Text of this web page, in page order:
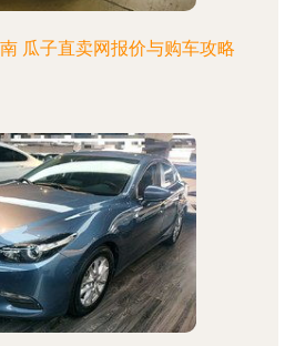
瓜子直卖网报价与购车攻略